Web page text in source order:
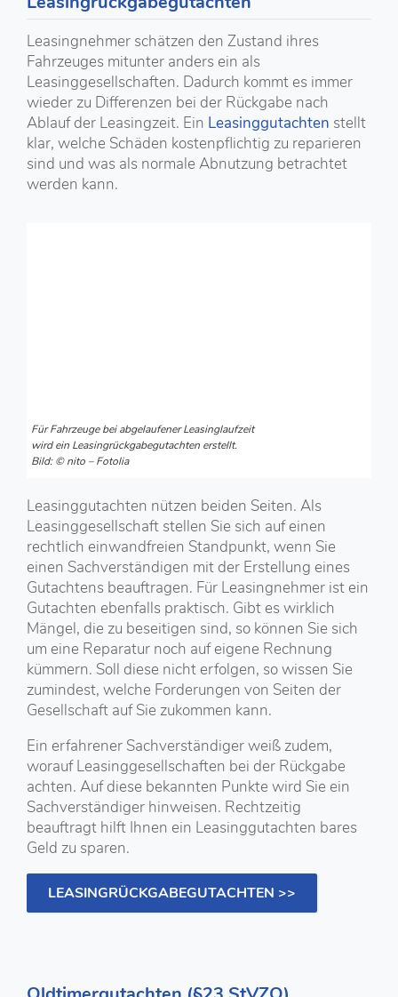
Leasingnehmer schätzen den Zustand ihres
Fahrzeuges mitunter anders ein als
Leasinggesellschaften. Dadurch kommt es immer
wieder zu Differenzen bei der Rückgabe nach
Ablauf der Leasingzeit. Ein Leasinggutachten stellt
klar, welche Schäden kostenpflichtig zu reparieren
sind und was als normale Abnutzung betrachtet
werden kann.
Für Fahrzeuge bei abgelaufener Leasinglaufzeit
wird ein Leasingrückgabegutachten erstellt.
Bild: © nito – Fotolia
Leasinggutachten nützen beiden Seiten. Als
Leasinggesellschaft stellen Sie sich auf einen
rechtlich einwandfreien Standpunkt, wenn Sie
einen Sachverständigen mit der Erstellung eines
Gutachtens beauftragen. Für Leasingnehmer ist ein
Gutachten ebenfalls praktisch. Gibt es wirklich
Mängel, die zu beseitigen sind, so können Sie sich
um eine Reparatur noch auf eigene Rechnung
kümmern. Soll diese nicht erfolgen, so wissen Sie
zumindest, welche Forderungen von Seiten der
Gesellschaft auf Sie zukommen kann.
Ein erfahrener Sachverständiger weiß zudem,
worauf Leasinggesellschaften bei der Rückgabe
achten. Auf diese bekannten Punkte wird Sie ein
Sachverständiger hinweisen. Rechtzeitig
beauftragt hilft Ihnen ein Leasinggutachten bares
Geld zu sparen.
LEASINGRÜCKGABEGUTACHTEN >>